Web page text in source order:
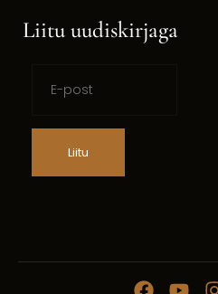
Liitu uudiskirjaga
Liitu